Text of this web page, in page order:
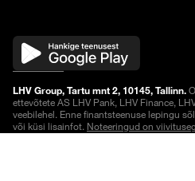
LHV Group, Tartu mnt 2, 10145, Tallinn.
ettevõtete AS LHV Pank, LHV Finance,
veebilehel. Enne finantsteenuse lepingu
või küsi lisainfot. Noteeringud on